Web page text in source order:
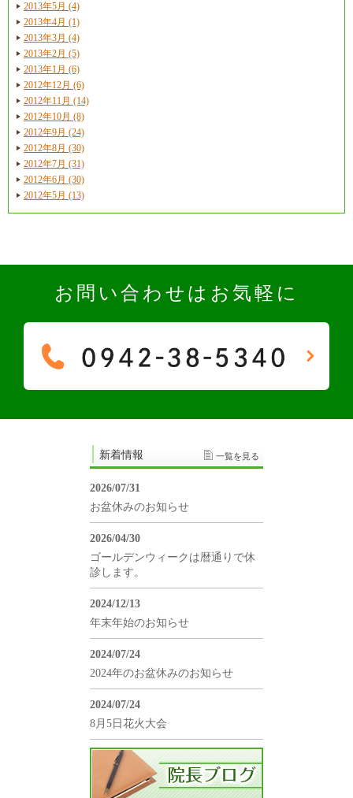
2013年5月 (4)
2013年4月 (1)
2013年3月 (4)
2013年2月 (5)
2013年1月 (6)
2012年12月 (6)
2012年11月 (14)
2012年10月 (8)
2012年9月 (24)
2012年8月 (30)
2012年7月 (31)
2012年6月 (30)
2012年5月 (13)
お問い合わせはお気軽に
新着情報 一覧を見る
2026/07/31
お盆休みのお知らせ
2026/04/30
ゴールデンウィークは暦通りで休
診します。
2024/12/13
年末年始のお知らせ
2024/07/24
2024年のお盆休みのお知らせ
2024/07/24
8月5日花火大会